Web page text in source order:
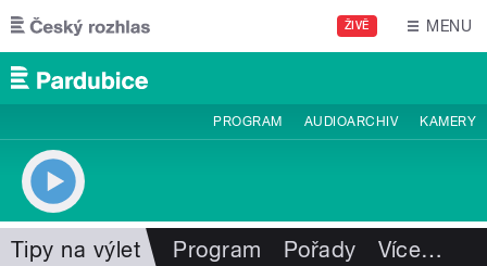
Přejít k hlavnímu obsahu
ŽIVĚ MENU
PROGRAM AUDIOARCHIV KAMERY
Tipy na výlet Program Pořady Více…